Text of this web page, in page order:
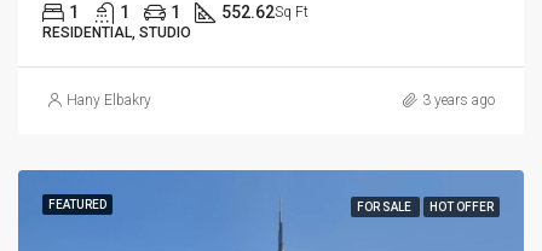
1 1 1 552.62Sq Ft
RESIDENTIAL, STUDIO
Hany Elbakry 3 years ago
FEATURED FOR SALE HOT OFFER